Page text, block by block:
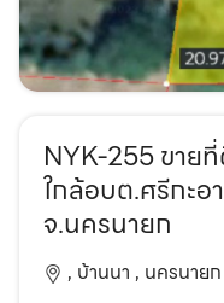
NYK-255 ขาย
ใกล้อบต.ศรีกะอ
จ.นครนายก
, บ้านนา , นครนายก